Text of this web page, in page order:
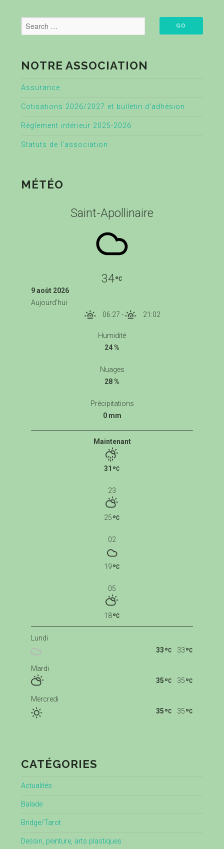
NOTRE ASSOCIATION
Assurance
Cotisations 2026/2027 et bulletin d’adhésion
Règlement intérieur 2025-2026
Statuts de l’association
MÉTÉO
Saint-Apollinaire
34
9 août 2026
Aujourd'hui
06:27 - 21:02
Humidité
24 %
Nuages
28 %
Précipitations
0 mm
Maintenant
31
23
25
02
19
05
18
Lundi
33
33
Mardi
35
35
Mercredi
35
35
CATÉGORIES
Actualités
Balade
Bridge/Tarot
Dessin, peinture, arts plastiques